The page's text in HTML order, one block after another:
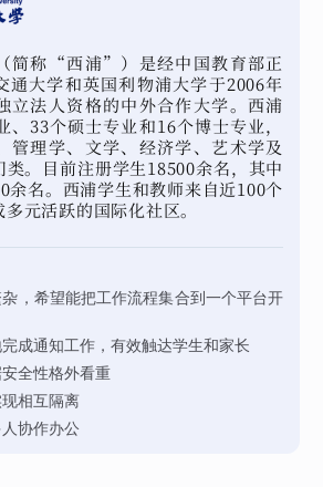
简称“西浦”）是经中国教育部正
通大学和英国利物浦大学于2006年
立法人资格的中外合作大学。西浦
、33个硕士专业和16个博士专业，
管理学、文学、经济学、艺术学及
。目前注册学生18500余名，其中
余名。西浦学生和教师来自近100个
元活跃的国际化社区。
，希望能把工作流程集合到一个平台开
成通知工作，有效触达学生和家长
全性格外看重
相互隔离
协作办公